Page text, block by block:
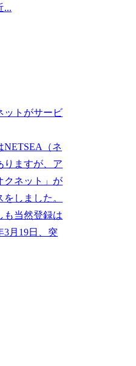
...
ットがサービ
NETSEA（ネ
りますが、ア
クネット」が
しました。
も当然登録は
3月19日、突